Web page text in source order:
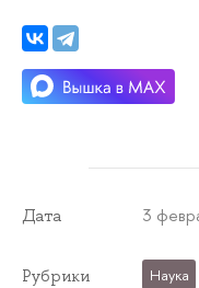
Дата 3
Рубрики Наука